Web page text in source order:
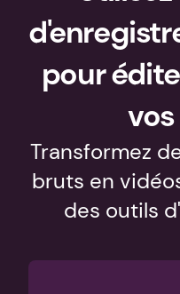
pour
Transformez
bruts en
des outils